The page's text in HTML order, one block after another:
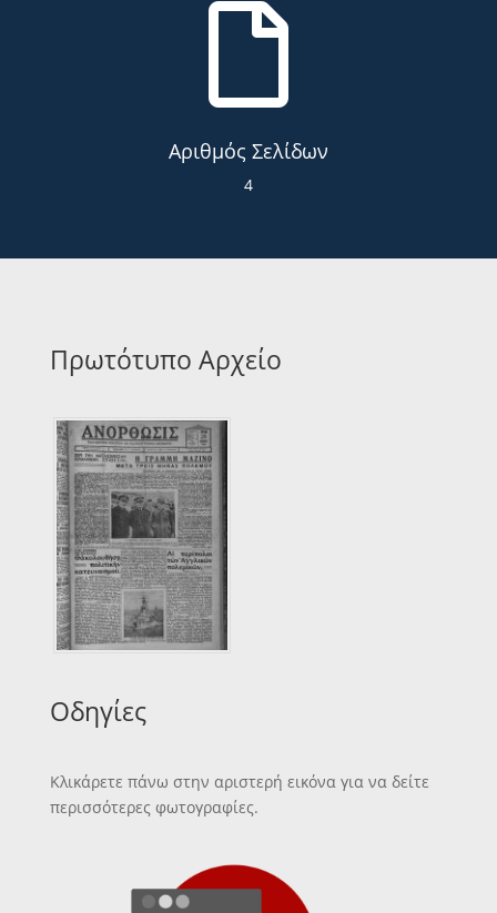

Αριθμός Σελίδων
4
Πρωτότυπο Αρχείο
Οδηγίες
Κλικάρετε πάνω στην αριστερή εικόνα για να δείτε
περισσότερες φωτογραφίες.